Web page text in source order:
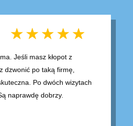
Jeśli masz kłopot z
dzwonić po taką firmę,
Po dwóch wizytach
naprawdę dobrzy.